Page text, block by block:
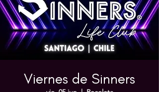
Viernes de Sinners